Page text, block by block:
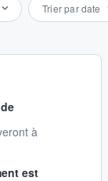
Trier par date
à
est